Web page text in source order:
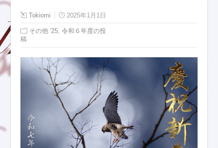
Tokiomi 2025年1月1日
その他 '25 ,令和６年度の投
稿